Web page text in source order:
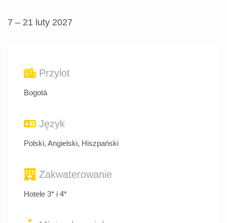
7 – 21 luty 2027
Przylot
Bogotá
Język
Polski, Angielski, Hiszpański
Zakwaterowanie
Hotele 3* i 4*